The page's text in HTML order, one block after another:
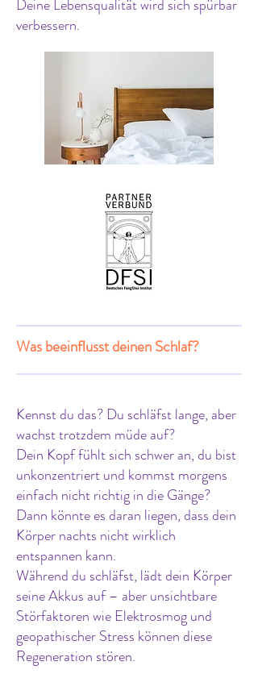
Deine Lebensqualität wird sich spürbar
verbessern.
Was beeinflusst deinen Schlaf?
Kennst du das? Du schläfst lange, aber
wachst trotzdem müde auf?
Dein Kopf fühlt sich schwer an, du bist
unkonzentriert und kommst morgens
einfach nicht richtig in die Gänge?
Dann könnte es daran liegen, dass dein
Körper nachts nicht wirklich
entspannen kann.
Während du schläfst, lädt dein Körper
seine Akkus auf – aber unsichtbare
Störfaktoren wie Elektrosmog und
geopathischer Stress können diese
Regeneration stören.